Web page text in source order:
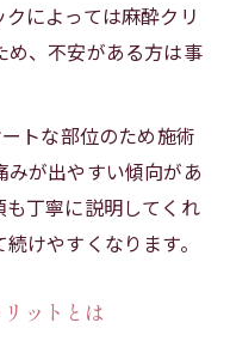
によっては麻酔クリ
め、不安がある方は事
トな部位のため施術
が出やすい傾向があ
も丁寧に説明してくれ
けやすくなります。
ットとは